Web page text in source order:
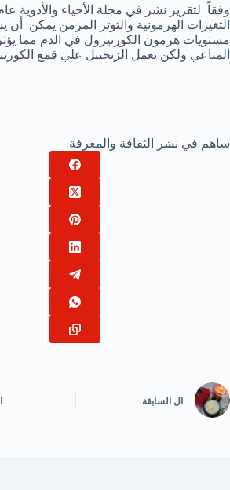
التغيرات الهرمونية والتوتر المزمن يمكن
مستويات هرمون الكورتيزول في الدم مما
المناعي ولكن يعمل الزنجبيل علي قمع
ساهم في نشر الثقافة والمعرفة
ال السابقة